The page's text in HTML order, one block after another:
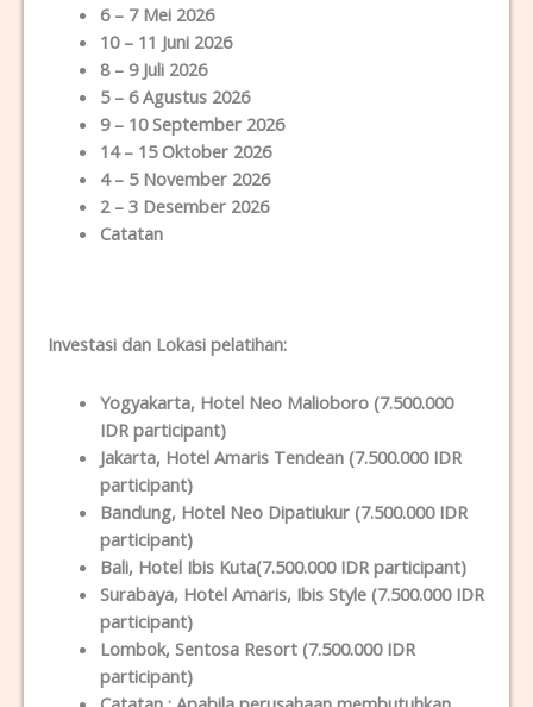
6 – 7 Mei 2026
10 – 11 Juni 2026
8 – 9 Juli 2026
5 – 6 Agustus 2026
9 – 10 September 2026
14 – 15 Oktober 2026
4 – 5 November 2026
2 – 3 Desember 2026
Catatan
Investasi dan Lokasi pelatihan:
Yogyakarta, Hotel Neo Malioboro (7.500.000
IDR participant)
Jakarta, Hotel Amaris Tendean (7.500.000 IDR
participant)
Bandung, Hotel Neo Dipatiukur (7.500.000 IDR
participant)
Bali, Hotel Ibis Kuta(7.500.000 IDR participant)
Surabaya, Hotel Amaris, Ibis Style (7.500.000 IDR
participant)
Lombok, Sentosa Resort (7.500.000 IDR
participant)